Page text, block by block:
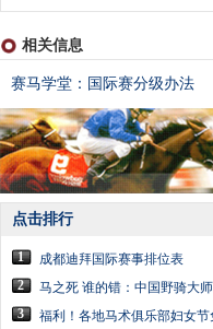
相关信息
赛马学堂：国际赛分级办法
点击排行
1
成都迪拜国际赛事排位表
2
马之死 谁的错：中国野骑大
3
福利！各地马术俱乐部妇女